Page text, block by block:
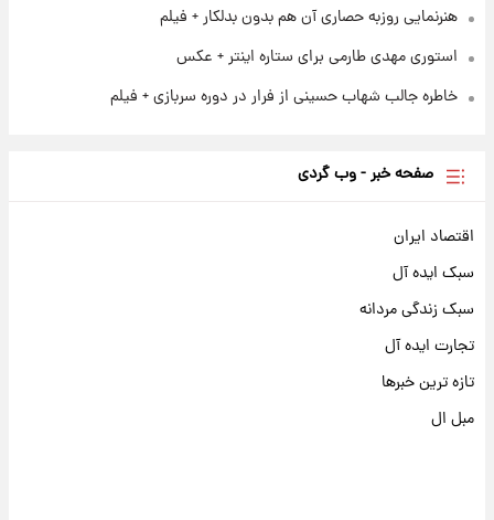
هنرنمایی روزبه حصاری آن هم بدون بدلکار + فیلم
استوری مهدی طارمی برای ستاره اینتر + عکس
خاطره جالب شهاب حسینی از فرار در دوره سربازی + فیلم
صفحه خبر - وب گردی
اقتصاد ایران
سبک ایده آل
سبک زندگی مردانه
تجارت ایده آل
تازه ترین خبرها
مبل ال